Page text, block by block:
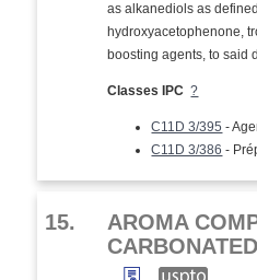
as alkanediols as
hydroxyacetophenone,
boosting agents, to said
Classes IPC ?
C11D 3/395 -
C11D 3/386 -
15.
AROMA